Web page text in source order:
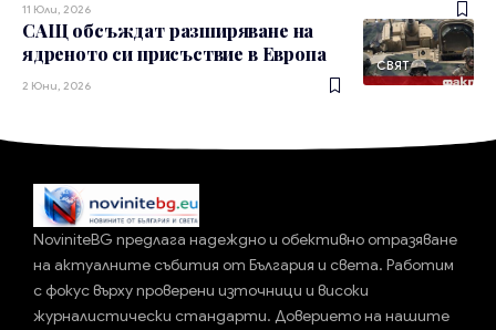
11 Юли, 2026
СВЯТ
САЩ обсъждат разширяване на
ядреното си присъствие в Европа
2 Юни, 2026
NoviniteBG предлага надеждно и обективно отразяване
на актуалните събития от България и света. Работим
с фокус върху проверени източници и високи
журналистически стандарти. Доверието на нашите